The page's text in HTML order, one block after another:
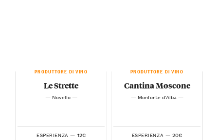
PRODUTTORE DI VINO
Le Strette
— Novello —
ESPERIENZA — 12€
PRODUTTORE DI VINO
Cantina Moscone
— Monforte d’Alba —
ESPERIENZA — 20€